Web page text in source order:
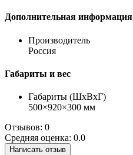
Дополнительная информация
Производитель
Россия
Габариты и вес
Габариты (ШхВхГ)
500×920×300 мм
Отзывов: 0
Средняя оценка: 0.0
Написать отзыв